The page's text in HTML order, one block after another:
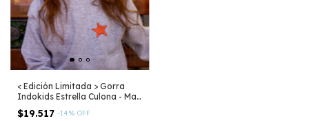
< Edición Limitada > Gorra
Indokids Estrella Culona - Mar
Argentino
$19.517 -14% OFF